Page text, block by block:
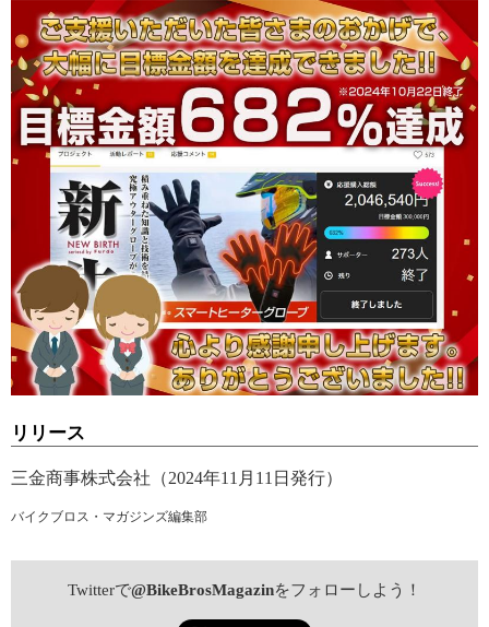
リリース
三金商事株式会社（2024年11月11日発行）
バイクブロス・マガジンズ編集部
Twitterで@BikeBrosMagazinをフォローしよう！